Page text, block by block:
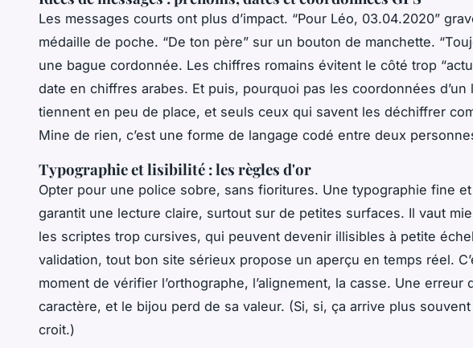
Les messages courts ont plus d’impact. “Pour Léo, 03.04.2020”
médaille de poche. “De ton père” sur un bouton de manchette.
une bague cordonnée. Les chiffres romains évitent le côté trop
date en chiffres arabes. Et puis, pourquoi pas les coordonnées d’un
tiennent en peu de place, et seuls ceux qui savent les déchiffrer
Mine de rien, c’est une forme de langage codé entre deux
Typographie et lisibilité : les règles d'or
Opter pour une police sobre, sans fioritures. Une typographie fine
garantit une lecture claire, surtout sur de petites surfaces. Il vaut
les scriptes trop cursives, qui peuvent devenir illisibles à petite
validation, tout bon site sérieux propose un aperçu en temps réel.
moment de vérifier l’orthographe, l’alignement, la casse. Une erreur
caractère, et le bijou perd de sa valeur. (Si, si, ça arrive plus souvent
croit.)